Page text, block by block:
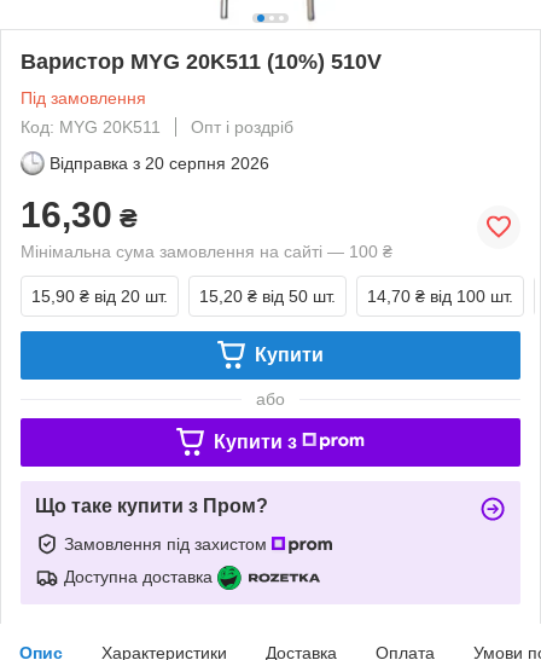
Варистор MYG 20K511 (10%) 510V
Під замовлення
Код: MYG 20K511
Опт і роздріб
Відправка з 20 серпня 2026
16,30 ₴
Мінімальна сума замовлення на сайті — 100 ₴
15,90 ₴ від 20 шт. 15,20 ₴ від 50 шт. 14,70 ₴ від 100 шт.
Купити
або
Купити з
Що таке купити з Пром?
Замовлення під захистом
Доступна доставка
Опис Характеристики Доставка Оплата Умови